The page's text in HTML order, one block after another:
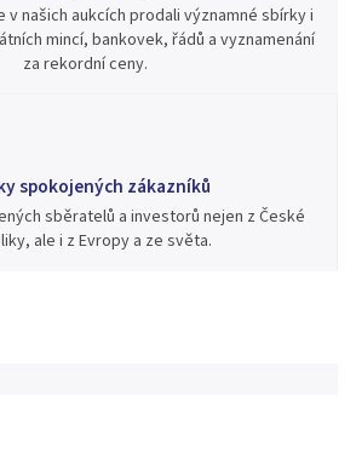
v našich aukcích prodali významné sbírky i
mincí, bankovek, řádů a vyznamenání
za rekordní ceny.
spokojených zákazníků
sběratelů a investorů nejen z České
ale i z Evropy a ze světa.